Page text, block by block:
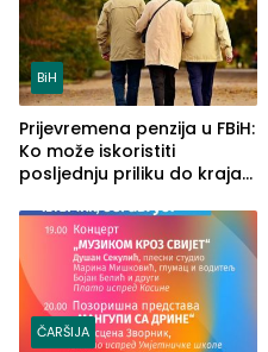
BiH
Prijevremena penzija u FBiH:
Ko može iskoristiti
posljednju priliku do kraja
ČARŠIJA